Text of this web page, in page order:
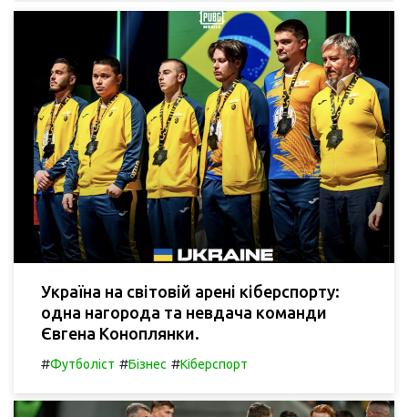
Україна на світовій арені кіберспорту:
одна нагорода та невдача команди
Євгена Коноплянки.
#Футболіст #Бізнес #Кіберспорт